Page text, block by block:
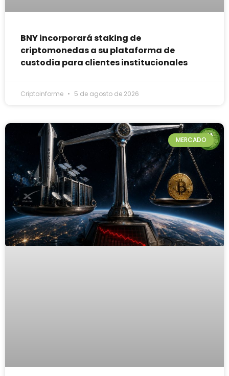
BNY incorporará staking de
criptomonedas a su plataforma de
custodia para clientes institucionales
Criptoinforme 5 de agosto de 2026
MERCADO